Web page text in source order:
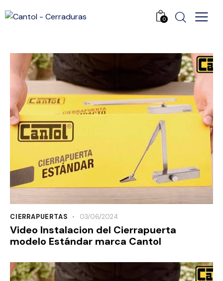
0
CIERRAPUERTAS 03/06/2024
Video Instalacion del Cierrapuerta
modelo Estándar marca Cantol